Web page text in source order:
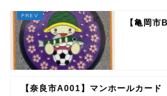
【亀岡
【奈良市A001】マンホールカード